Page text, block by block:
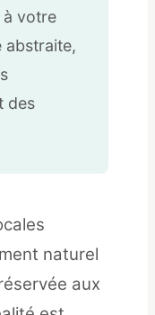
à votre
abstraite,
des
naturel
aux